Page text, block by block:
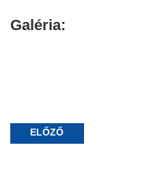
Galéria:
ELŐZŐ